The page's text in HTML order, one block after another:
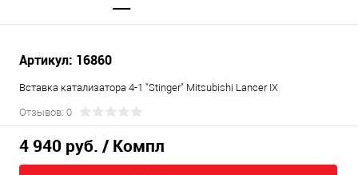
Артикул: 16860
Вставка катализатора 4-1 "Stinger" Mitsubishi Lancer IX
Отзывов: 0
4 940 руб. / Компл